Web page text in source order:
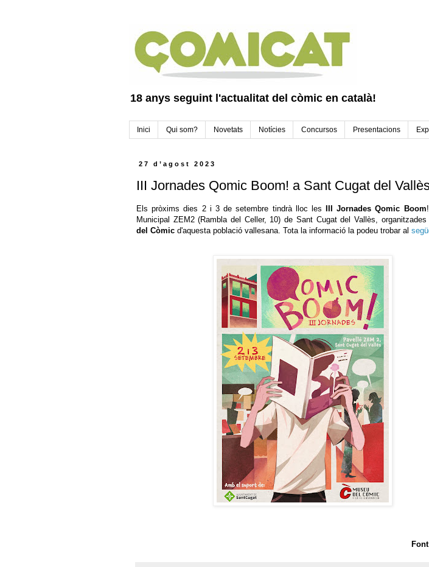
18 anys seguint l'actualitat del còmic en català!
Inici Qui som? Novetats Notícies Concursos Presentacions
27 d’agost 2023
III Jornades Qomic Boom! a Sant Cugat del
Els pròxims dies 2 i 3 de setembre tindrà lloc les III Jornades Qomic Boom
Municipal ZEM2 (Rambla del Celler, 10) de Sant Cugat del Vallès, organitzades
del Còmic d'aquesta població vallesana. Tota la informació la podeu trobar al